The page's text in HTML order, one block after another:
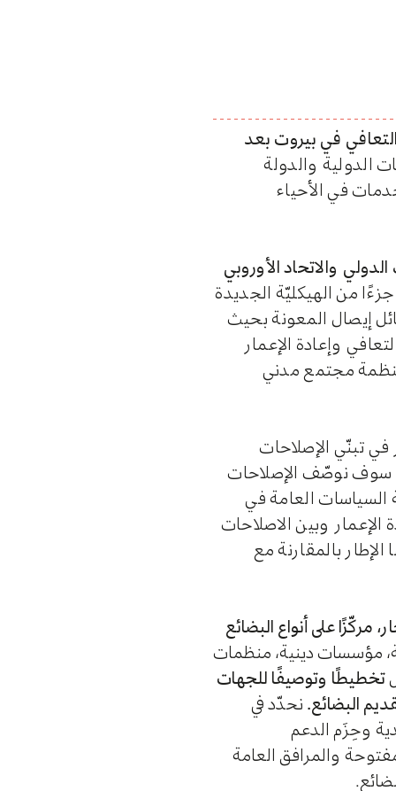
في بيروت بعد
الدولية والدولة
في الأحياء
والاتحاد الأوروبي
من الهيكليّة الجديدة
إيصال المعونة بحيث
وإعادة الإعمار
بمأسستها لمشاركة المجتمع المدني من خلال إنشاء مجموعة استشارية تضمّ 15 منظمة مجتمع مدني
تبنّي الإصلاحات
سوف نوصّف الإصلاحات
السياسات العامة في
الإعمار وبين الاصلاحات
بالمقارنة مع
مركّزًا على أنواع البضائع
فاعلة (مجموعات سياسية، مؤسسات دينية، منظمات
تخطيطًا وتوصيفًا للجهات
البضائع.نحدّد في
وحِزَم الدعم
والمرافق العامة